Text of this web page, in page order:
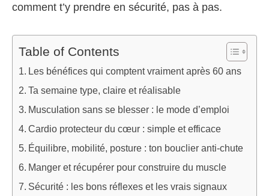
comment t’y prendre en sécurité, pas à pas.
Table of Contents
Les bénéfices qui comptent vraiment après 60 ans
Ta semaine type, claire et réalisable
Musculation sans se blesser : le mode d’emploi
Cardio protecteur du cœur : simple et efficace
Équilibre, mobilité, posture : ton bouclier anti-chute
Manger et récupérer pour construire du muscle
Sécurité : les bons réflexes et les vrais signaux